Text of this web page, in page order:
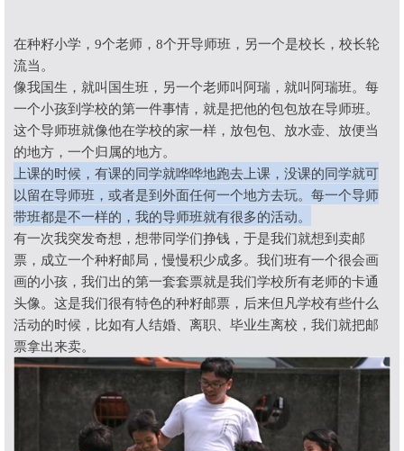
在种籽小学， 9个老师， 8个开导师班，另一个是校长，校长轮
流当。
像我国生，就叫国生班，另一个老师叫阿瑞，就叫阿瑞班。每
一个小孩到学校的第一件事情，就是把他的包包放在导师班。
这个导师班就像他在学校的家一样，放包包、放水壶、放便当
的地方，一个归属的地方。
上课的时候，有课的同学就哗哗地跑去上课，没课的同学就可
以留在导师班，或者是到外面任何一个地方去玩。 每一个导师
带班都是不一样的，我的导师班就有很多的活动。
有一次我突发奇想，想带同学们挣钱，于是我们就想到卖邮
票，成立一个种籽邮局，慢慢积少成多。我们班有一个很会画
画的小孩，我们出的第一套套票就是我们学校所有老师的卡通
头像。这是我们很有特色的种籽邮票，后来但凡学校有些什么
活动的时候，比如有人结婚、离职、毕业生离校，我们就把邮
票拿出来卖。